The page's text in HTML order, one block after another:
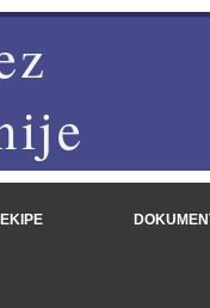
EKIPE